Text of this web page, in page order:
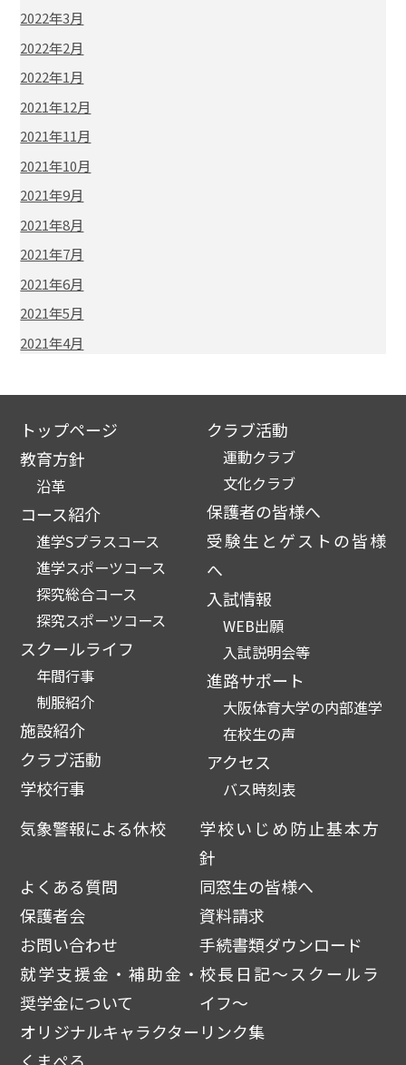
2022年3月
2022年2月
2022年1月
2021年12月
2021年11月
2021年10月
2021年9月
2021年8月
2021年7月
2021年6月
2021年5月
2021年4月
トップページ
教育方針
沿革
コース紹介
進学Sプラスコース
進学スポーツコース
探究総合コース
探究スポーツコース
スクールライフ
年間行事
制服紹介
施設紹介
クラブ活動
学校行事
クラブ活動
運動クラブ
文化クラブ
保護者の皆様へ
受験生とゲストの皆様
へ
入試情報
WEB出願
入試説明会等
進路サポート
大阪体育大学の内部進学
在校生の声
アクセス
バス時刻表
気象警報による休校
学校いじめ防止基本方
針
よくある質問
同窓生の皆様へ
保護者会
資料請求
お問い合わせ
手続書類ダウンロード
就学支援金・補助金・
奨学金について
校長日記～スクールラ
イフ～
オリジナルキャラクター リンク集